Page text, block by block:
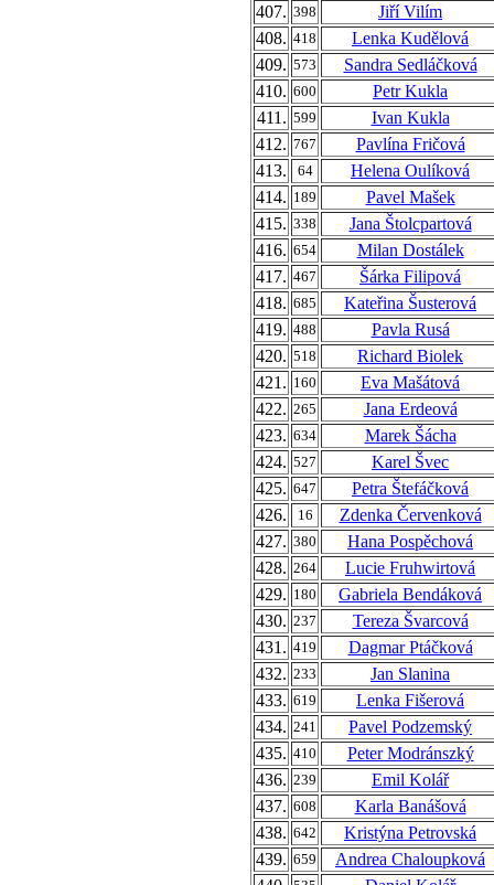
407. 398
Jiří Vilím
408. 418
Lenka Kudělová
409. 573
Sandra Sedláčková
410. 600
Petr Kukla
411. 599
Ivan Kukla
412. 767
Pavlína Fričová
413.
64
Helena Oulíková
414. 189
Pavel Mašek
415. 338
Jana Štolcpartová
416. 654
Milan Dostálek
417. 467
Šárka Filipová
418. 685
Kateřina Šusterová
419. 488
Pavla Rusá
420. 518
Richard Biolek
421. 160
Eva Mašátová
422. 265
Jana Erdeová
423. 634
Marek Šácha
424. 527
Karel Švec
425. 647
Petra Štefáčková
426.
16
Zdenka Červenková
427. 380
Hana Pospěchová
428. 264
Lucie Fruhwirtová
429. 180
Gabriela Bendáková
430. 237
Tereza Švarcová
431. 419
Dagmar Ptáčková
432. 233
Jan Slanina
433. 619
Lenka Fišerová
434. 241
Pavel Podzemský
435. 410
Peter Modránszký
436. 239
Emil Kolář
437. 608
Karla Banášová
438. 642
Kristýna Petrovská
439. 659
Andrea Chaloupková